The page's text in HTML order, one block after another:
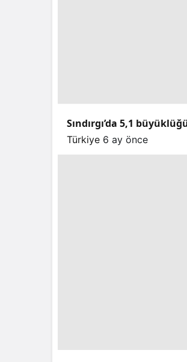
Sındırgı’da 5,1
Türkiye 6 ay önce